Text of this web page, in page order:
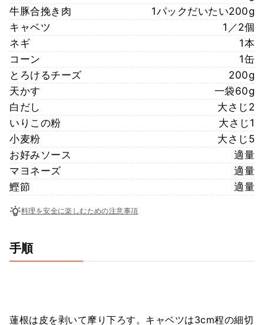
牛豚合挽き肉
1パックだいたい200g
キャベツ
1／2個
ネギ
1本
コーン
1缶
とろけるチーズ
200g
天かす
一袋60g
白だし
大さじ2
いりこの粉
大さじ1
小麦粉
大さじ5
お好みソース
適量
マヨネーズ
適量
鰹節
適量
料理を安全に楽しむための注意事項
手順
蓮根は皮を剥いて摩り下ろす。キャベツは3cm程の細切